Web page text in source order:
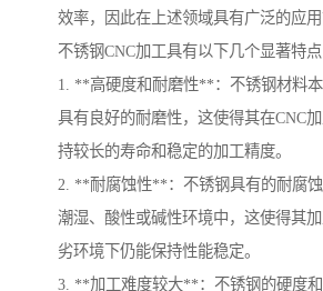
效率，因此在上述领域具有广泛的应用
不锈钢CNC加工具有以下几个显著特点
1. **高硬度和耐磨性**：不锈钢材料
具有良好的耐磨性，这使得其在CNC
持较长的寿命和稳定的加工精度。
2. **耐腐蚀性**：不锈钢具有的耐腐
潮湿、酸性或碱性环境中，这使得其
劣环境下仍能保持性能稳定。
3. **加工难度较大**：不锈钢的硬度